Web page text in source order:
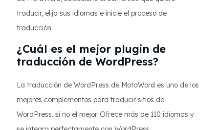
traducir, elija sus idiomas e inicie el proceso de
traducción.
¿Cuál es el mejor plugin de
traducción de WordPress?
La traducción de WordPress de MotaWord es uno de los
mejores complementos para traducir sitios de
WordPress, si no el mejor. Ofrece más de 110 idiomas y